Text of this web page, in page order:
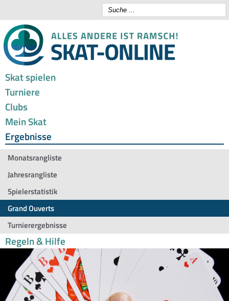
Skat spielen
Turniere
Clubs
Mein Skat
Ergebnisse
Monatsrangliste
Jahresrangliste
Spielerstatistik
Grand Ouverts
Turnierergebnisse
Regeln & Hilfe